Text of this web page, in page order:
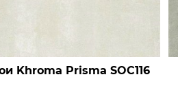
Khroma Prisma SOC116